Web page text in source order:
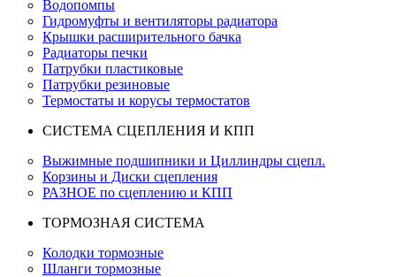
Водопомпы
Гидромуфты и вентиляторы радиатора
Крышки расширительного бачка
Радиаторы печки
Патрубки пластиковые
Патрубки резиновые
Термостаты и корусы термостатов
СИСТЕМА СЦЕПЛЕНИЯ И КПП
Выжимные подшипники и Циллиндры сцепл.
Корзины и Диски сцепления
РАЗНОЕ по сцеплению и КПП
ТОРМОЗНАЯ СИСТЕМА
Колодки тормозные
Шланги тормозные